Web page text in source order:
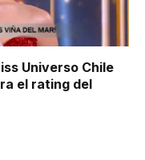
Universo Chile
el rating del